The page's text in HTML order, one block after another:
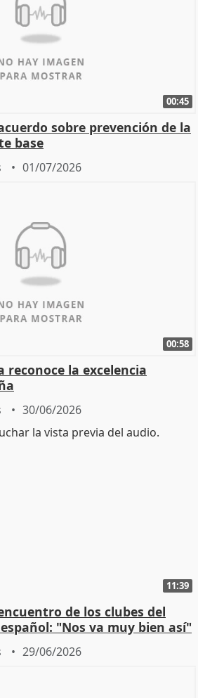
00:45
sobre prevención de la
base
01/07/2026
00:58
reconoce la excelencia
30/06/2026
11:39
de los clubes del
"Nos va muy bien así"
29/06/2026